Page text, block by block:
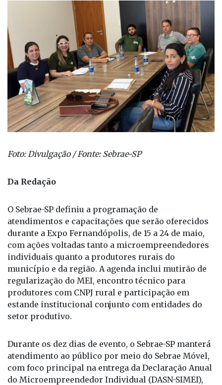
Foto: Divulgação / Fonte: Sebrae-SP
Da Redação
O Sebrae-SP definiu a programação de
atendimentos e capacitações que serão oferecidos
durante a Expo Fernandópolis, de 15 a 24 de maio,
com ações voltadas tanto a microempreendedores
individuais quanto a produtores rurais do
município e da região. A agenda inclui mutirão de
regularização do MEI, encontro técnico para
produtores com CNPJ rural e participação em
estande institucional conjunto com entidades do
setor produtivo.
Durante os dez dias de evento, o Sebrae-SP manterá
atendimento ao público por meio do Sebrae Móvel,
com foco principal na entrega da Declaração Anual
do Microempreendedor Individual (DASN-SIMEI),